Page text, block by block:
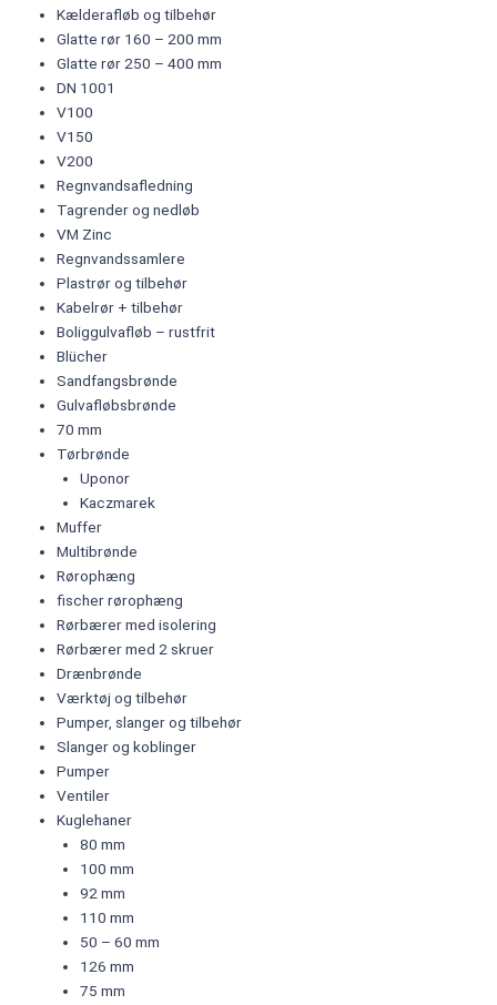
Kælderafløb og tilbehør
Glatte rør 160 – 200 mm
Glatte rør 250 – 400 mm
DN 1001
V100
V150
V200
Regnvandsafledning
Tagrender og nedløb
VM Zinc
Regnvandssamlere
Plastrør og tilbehør
Kabelrør + tilbehør
Boliggulvafløb – rustfrit
Blücher
Sandfangsbrønde
Gulvafløbsbrønde
70 mm
Tørbrønde
Uponor
Kaczmarek
Muffer
Multibrønde
Rørophæng
fischer rørophæng
Rørbærer med isolering
Rørbærer med 2 skruer
Drænbrønde
Værktøj og tilbehør
Pumper, slanger og tilbehør
Slanger og koblinger
Pumper
Ventiler
Kuglehaner
80 mm
100 mm
92 mm
110 mm
50 – 60 mm
126 mm
75 mm